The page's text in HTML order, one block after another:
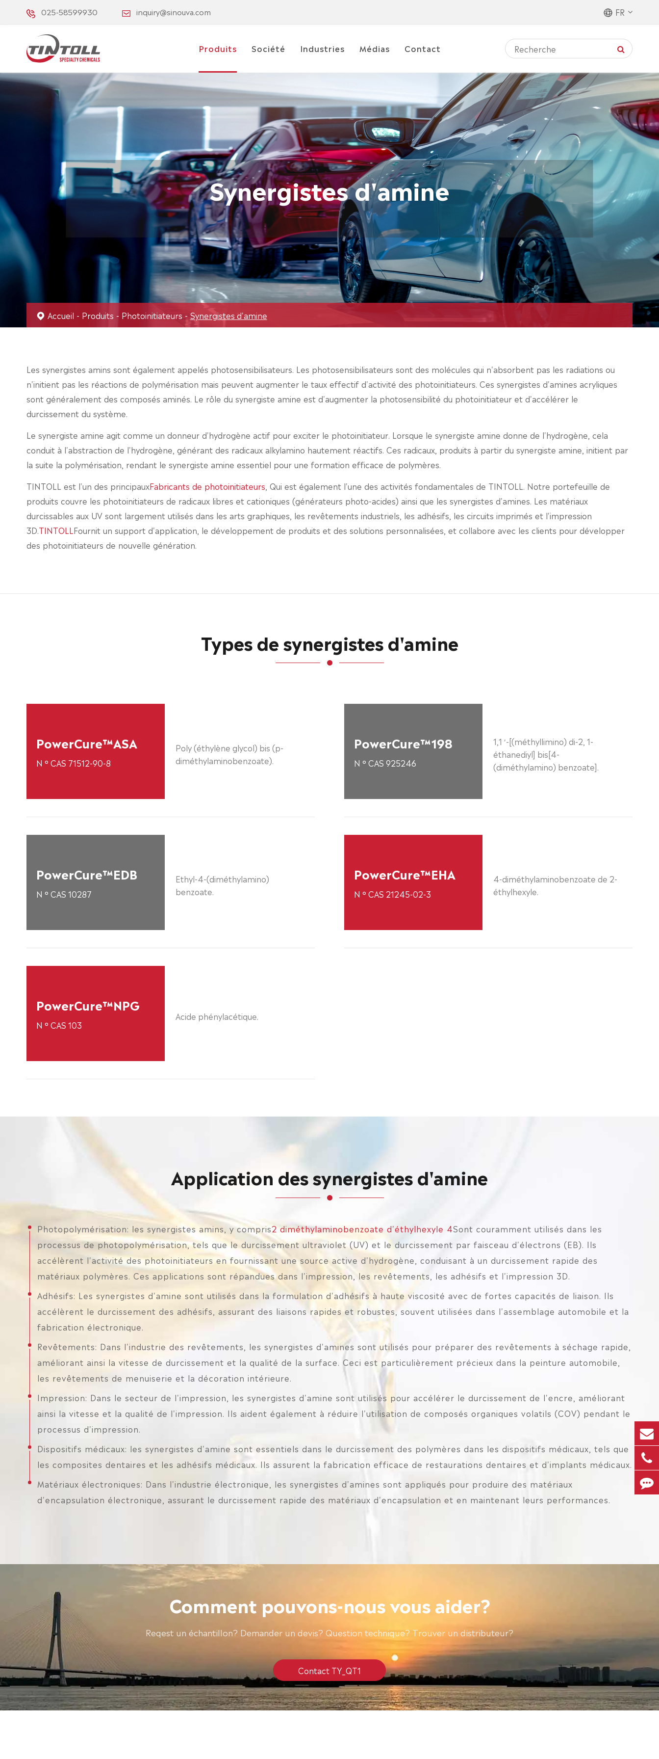
025-58599930 inquiry@sinouva.com FR
Produits Société Industries Médias Contact
Synergistes d'amine
Accueil Produits Photoinitiateurs Synergistes d'amine
Les synergistes amins sont également appelés photosensibilisateurs. Les photosensibilisateurs sont des molécules qui n'absorbent pas les radiations ou
n'initient pas les réactions de polymérisation mais peuvent augmenter le taux effectif d'activité des photoinitiateurs. Ces synergistes d'amines acryliques
sont généralement des composés aminés. Le rôle du synergiste amine est d'augmenter la photosensibilité du photoinitiateur et d'accélérer le
durcissement du système.
Le synergiste amine agit comme un donneur d'hydrogène actif pour exciter le photoinitiateur. Lorsque le synergiste amine donne de l'hydrogène, cela
conduit à l'abstraction de l'hydrogène, générant des radicaux alkylamino hautement réactifs. Ces radicaux, produits à partir du synergiste amine, initient par
la suite la polymérisation, rendant le synergiste amine essentiel pour une formation efficace de polymères.
TINTOLL est l'un des principauxFabricants de photoinitiateurs , Qui est également l'une des activités fondamentales de TINTOLL. Notre portefeuille de
produits couvre les photoinitiateurs de radicaux libres et cationiques (générateurs photo-acides) ainsi que les synergistes d'amines. Les matériaux
durcissables aux UV sont largement utilisés dans les arts graphiques, les revêtements industriels, les adhésifs, les circuits imprimés et l'impression
3D.TINTOLLFournit un support d'application, le développement de produits et des solutions personnalisées, et collabore avec les clients pour développer
des photoinitiateurs de nouvelle génération.
Types de synergistes d'amine
PowerCure™ASA
N ° CAS 71512-90-8
Poly (éthylène glycol) bis (p-
diméthylaminobenzoate).
PowerCure™198
N ° CAS 925246
1,1 ′-[(méthyllimino) di-2, 1-
éthanediyl] bis[4-
(diméthylamino) benzoate].
PowerCure™EDB
N ° CAS 10287
Ethyl-4-(diméthylamino)
benzoate.
PowerCure™EHA
N ° CAS 21245-02-3
4-diméthylaminobenzoate de 2-
éthylhexyle.
PowerCure™NPG
N ° CAS 103
Acide phénylacétique.
Application des synergistes d'amine
Photopolymérisation: les synergistes amins, y compris2 diméthylaminobenzoate d'éthylhexyle 4Sont couramment utilisés dans les
processus de photopolymérisation, tels que le durcissement ultraviolet (UV) et le durcissement par faisceau d'électrons (EB). Ils
accélèrent l'activité des photoinitiateurs en fournissant une source active d'hydrogène, conduisant à un durcissement rapide des
matériaux polymères. Ces applications sont répandues dans l'impression, les revêtements, les adhésifs et l'impression 3D.
Adhésifs: Les synergistes d'amine sont utilisés dans la formulation d'adhésifs à haute viscosité avec de fortes capacités de liaison. Ils
accélèrent le durcissement des adhésifs, assurant des liaisons rapides et robustes, souvent utilisées dans l'assemblage automobile et la
fabrication électronique.
Revêtements: Dans l'industrie des revêtements, les synergistes d'amines sont utilisés pour préparer des revêtements à séchage rapide,
améliorant ainsi la vitesse de durcissement et la qualité de la surface. Ceci est particulièrement précieux dans la peinture automobile,
les revêtements de menuiserie et la décoration intérieure.
Impression: Dans le secteur de l'impression, les synergistes d'amine sont utilisés pour accélérer le durcissement de l'encre, améliorant
ainsi la vitesse et la qualité de l'impression. Ils aident également à réduire l'utilisation de composés organiques volatils (COV) pendant le
processus d'impression.
Dispositifs médicaux: les synergistes d'amine sont essentiels dans le durcissement des polymères dans les dispositifs médicaux, tels que
les composites dentaires et les adhésifs médicaux. Ils assurent la fabrication efficace de restaurations dentaires et d'implants médicaux.
Matériaux électroniques: Dans l'industrie électronique, les synergistes d'amines sont appliqués pour produire des matériaux
d'encapsulation électronique, assurant le durcissement rapide des matériaux d'encapsulation et en maintenant leurs performances.
Comment pouvons-nous vous aider?
Reqest un échantillon? Demander un devis? Question technique? Trouver un distributeur?
Contact TY_QT1